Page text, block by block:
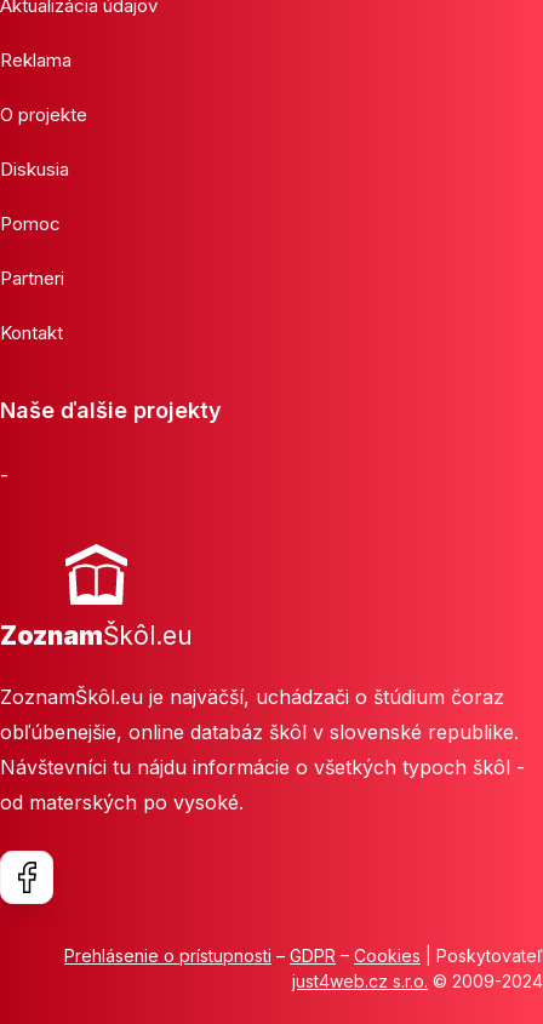
Aktualizácia údajov
Reklama
O projekte
Diskusia
Pomoc
Partneri
Kontakt
Naše ďalšie projekty
-
ZoznamŠkôl.eu
ZoznamŠkôl.eu je najväčší, uchádzači o štúdium čoraz
obľúbenejšie, online databáz škôl v slovenské republike.
Návštevníci tu nájdu informácie o všetkých typoch škôl -
od materských po vysoké.
Prehlásenie o prístupnosti – GDPR – Cookies | Poskytovateľ
just4web.cz s.r.o. © 2009-2024